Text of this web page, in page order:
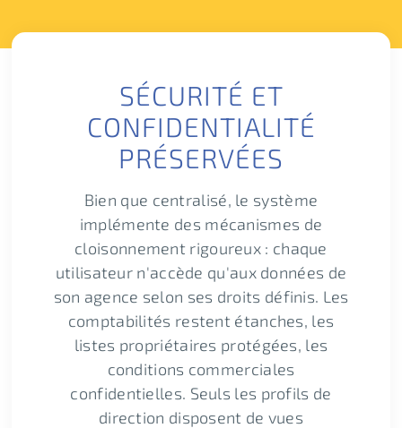
SÉCURITÉ ET
CONFIDENTIALITÉ
PRÉSERVÉES
Bien que centralisé, le système
implémente des mécanismes de
cloisonnement rigoureux : chaque
utilisateur n'accède qu'aux données de
son agence selon ses droits définis. Les
comptabilités restent étanches, les
listes propriétaires protégées, les
conditions commerciales
confidentielles. Seuls les profils de
direction disposent de vues